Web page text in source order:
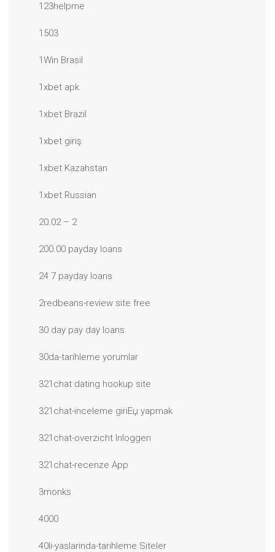
123helpme
1503
1Win Brasil
1xbet apk
1xbet Brazil
1xbet giriş
1xbet Kazahstan
1xbet Russian
20.02 – 2
200.00 payday loans
24 7 payday loans
2redbeans-review site free
30 day pay day loans
30da-tarihleme yorumlar
321chat dating hookup site
321chat-inceleme giriЕџ yapmak
321chat-overzicht Inloggen
321chat-recenze App
3monks
4000
40li-yaslarinda-tarihleme Siteler